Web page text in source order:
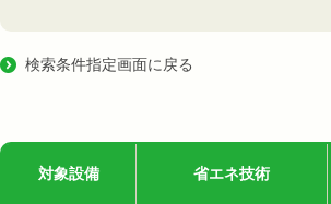
検索条件指定画面に戻る
対象設備 省エネ技術